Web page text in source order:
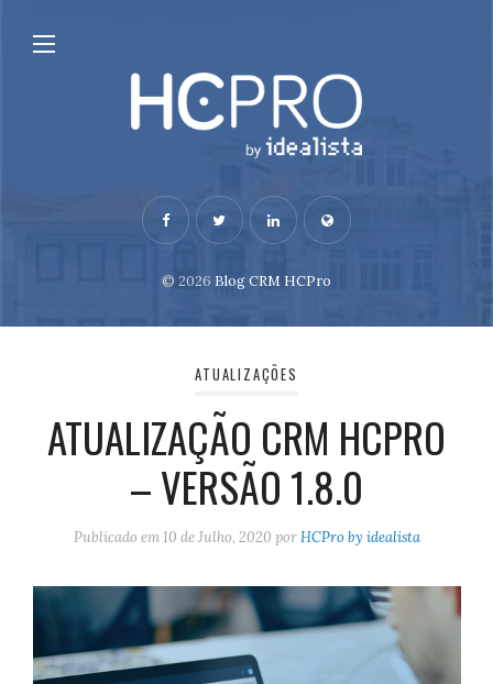
© 2026 Blog CRM HCPro
ATUALIZAÇÕES
ATUALIZAÇÃO CRM HCPRO
– VERSÃO 1.8.0
Publicado em 10 de Julho, 2020 porHCPro by idealista